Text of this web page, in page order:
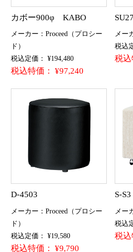
カボー900φ KABO
メーカー：Proceed（プロシー
ド）
税込定価： ¥194,480
税込特価： ¥97,240
メー
税込
税込
D-4503
メーカー：Proceed（プロシー
ド）
税込定価： ¥19,580
税込特価： ¥9,790
S-S3
メー
税込
税込